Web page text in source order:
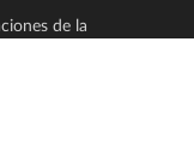
de la